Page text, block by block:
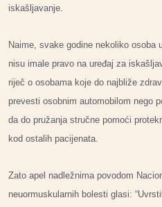
iskašljavanje.
Naime, svake godine nekoliko osoba
nisu imale pravo na uređaj za
riječ o osobama koje do najbliže
prevesti osobnim automobilom nego
da do pružanja stručne pomoći
kod ostalih pacijenata.
Zato apel nadležnima povodom
neuormuskularnih bolesti glasi: